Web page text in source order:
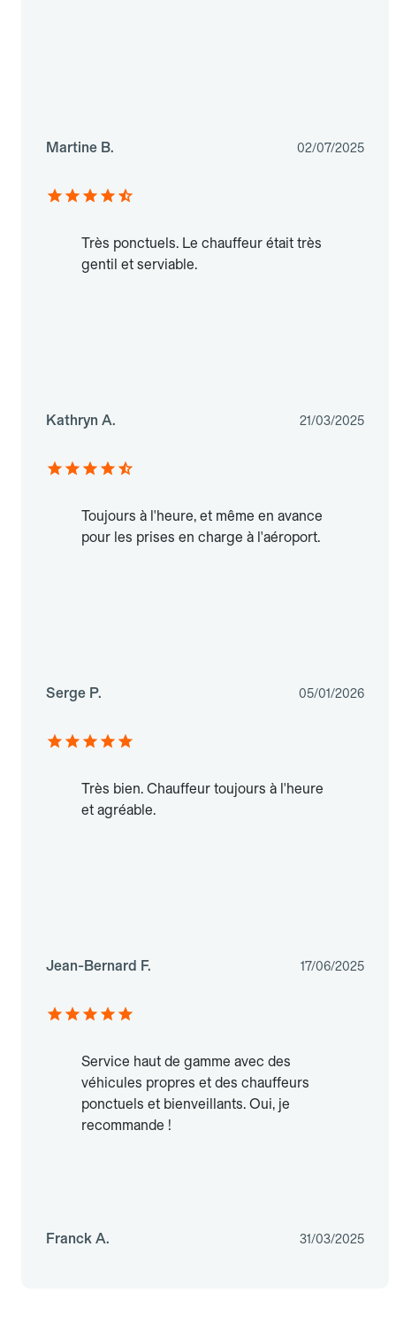
Martine B. 02/07/2025
Très ponctuels. Le chauffeur était très
gentil et serviable.
Kathryn A. 21/03/2025
Toujours à l'heure, et même en avance
pour les prises en charge à l'aéroport.
Serge P. 05/01/2026
Très bien. Chauffeur toujours à l'heure
et agréable.
Jean-Bernard F. 17/06/2025
Service haut de gamme avec des
véhicules propres et des chauffeurs
ponctuels et bienveillants. Oui, je
recommande !
Franck A. 31/03/2025